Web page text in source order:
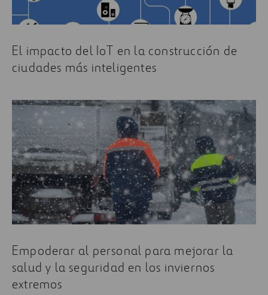
El impacto del IoT en la construcción de
ciudades más inteligentes
Empoderar al personal para mejorar la
salud y la seguridad en los inviernos
extremos